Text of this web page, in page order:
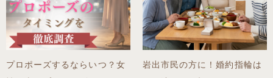
プロポーズするならいつ？女
岩出市民の方に！婚約指輪は